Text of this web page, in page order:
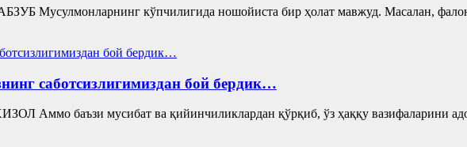
Мусулмонларнинг кўпчилигида ношойиста бир ҳолат мавжуд. Масалан,
саботсизлигимиздан бой бердик…
Аммо баъзи мусибат ва қийинчиликлардан қўрқиб, ўз ҳаққу вазифаларини